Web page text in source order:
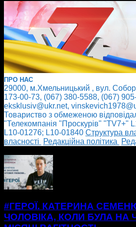
ПРО НАС
29000, м.Хмельницький , вул.
173-00-73, (067) 380-5588, (067)
eksklusiv@ukr.net,
Товариство з обмеженою
"Телекомпанія "Проскурів" "TV7+"
L10-01276; L10-01840 Cтруктура
власності
Редакційна політика
#ГЕРОЇ. КАТЕРИНА
ЧОЛОВІКА, КОЛИ БУЛА НА